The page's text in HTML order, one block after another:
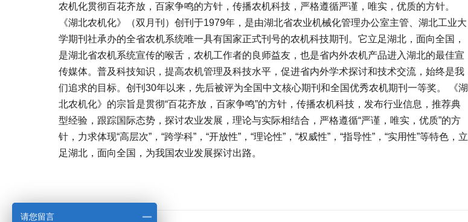
农机化贯彻百花齐放，百家争鸣的方针，传播农机科技，严格遵循严谨，唯实，优质的方针。
《湖北农机化》（双月刊）创刊于1979年，是由湖北省农业机械化管理办公室主管、湖北工业大
学期刊社承办的全省农机系统唯一具有国家正式刊号的农机科技期刊。它立足湖北，面向全国，
是湖北省农机系统宣传的喉舌，农机工作者的良师益友，也是省内外农机产品进入湖北的最佳宣
传媒体。普及科技知识，提高农机管理及科技水平，促进省内外学术探讨和技术交流，始终是我
们追求的目标。创刊30年以来，先后被评为全国中文核心期刊和全国优秀农机期刊一等奖。 《湖
北农机化》的宗旨是贯彻“百花齐放，百家争鸣”的方针，传播农机科技，发布行业信息，推荐典
型经验，跟踪国际态势，探讨农业发展，理论与实际相结合，严格遵循“严谨，唯实，优质”的方
针，力求体现“高层次”，“跨学科”，“开放性”，“理论性”，“权威性”，“指导性”，“实用性”等特色，立
足湖北，面向全国，为我国农业发展探讨出路。
请您留言